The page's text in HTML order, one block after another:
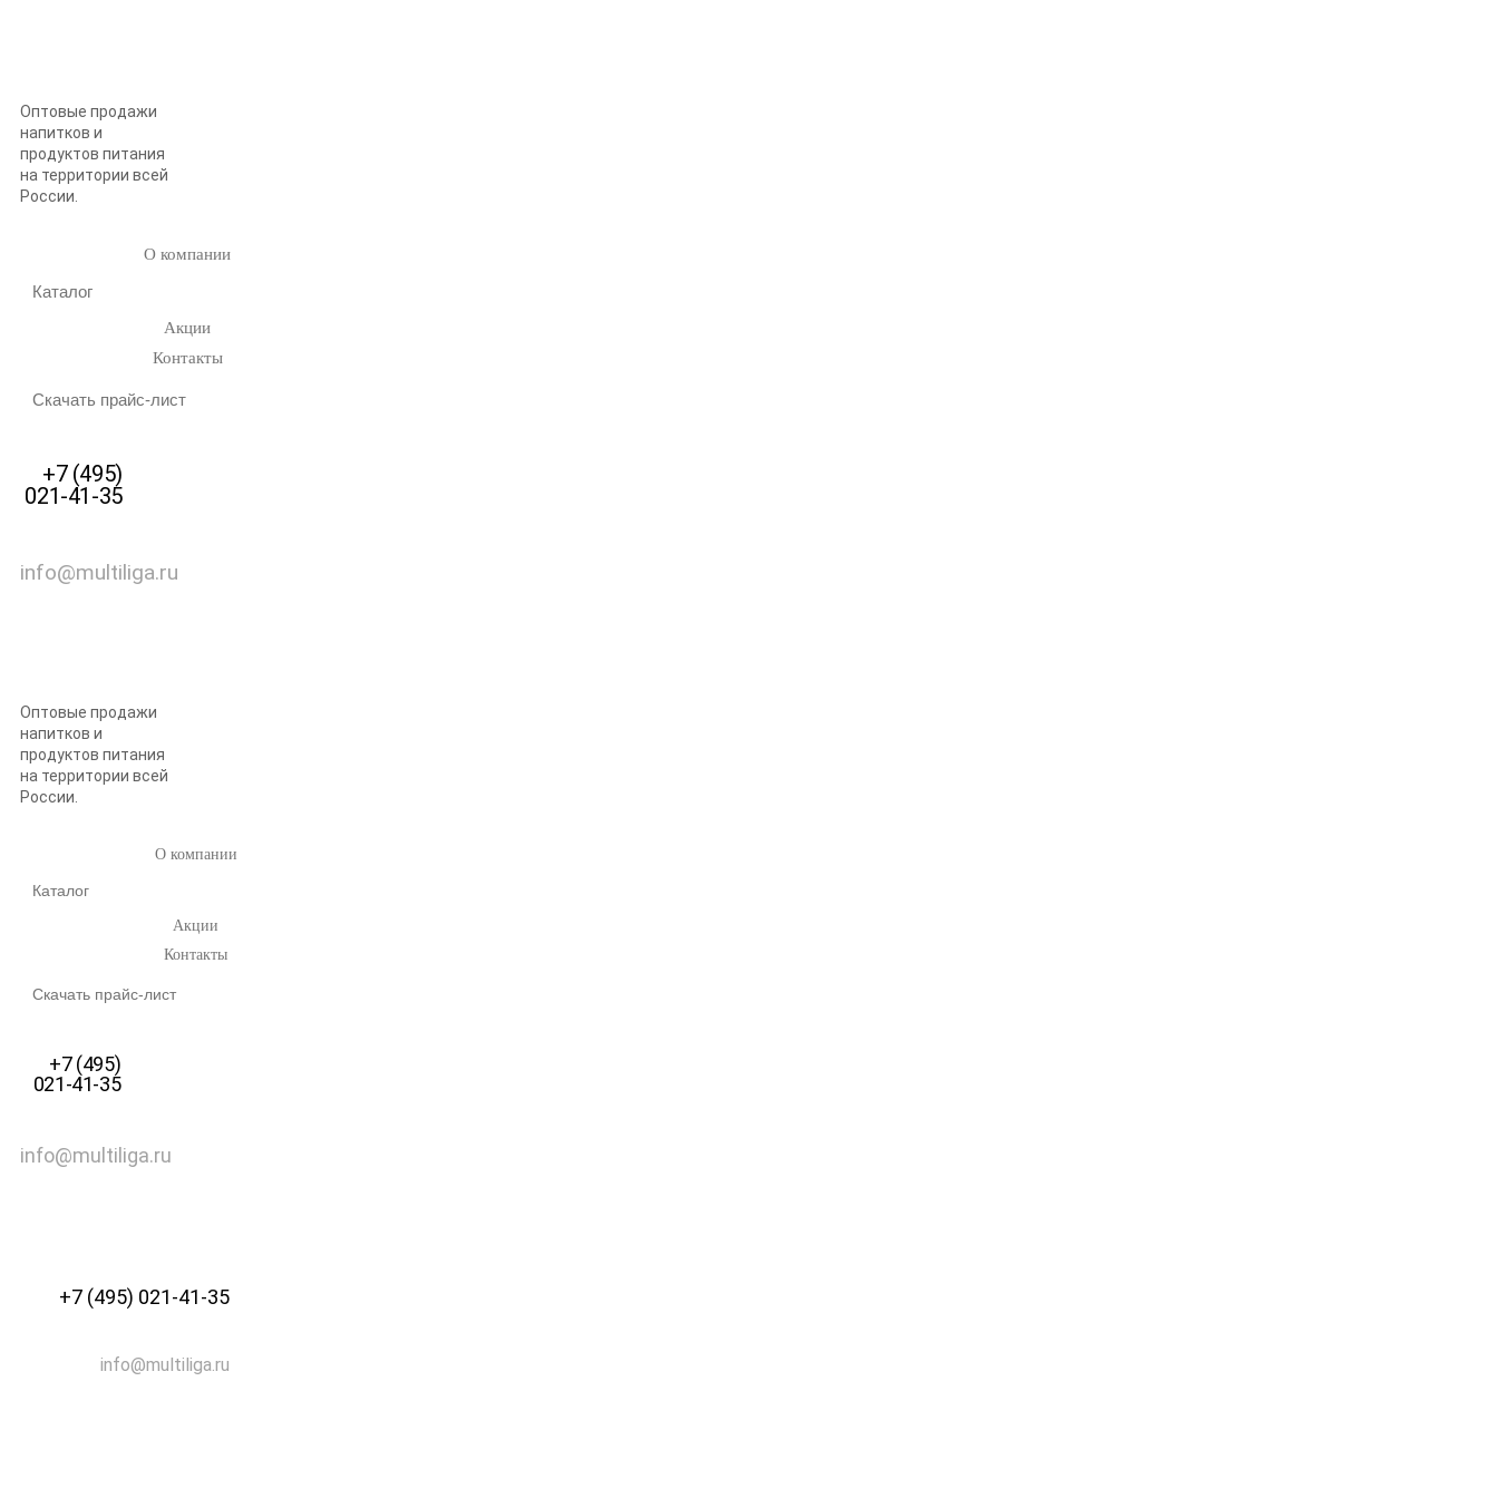
Оптовые продажи
напитков и
продуктов питания
на территории всей
России.
О компании
Каталог
Акции
Контакты
Скачать прайс-лист
+7 (495)
021-41-35
info@multiliga.ru
Оптовые продажи
напитков и
продуктов питания
на территории всей
России.
О компании
Каталог
Акции
Контакты
Скачать прайс-лист
+7 (495)
021-41-35
info@multiliga.ru
+7 (495) 021-41-35
info@multiliga.ru